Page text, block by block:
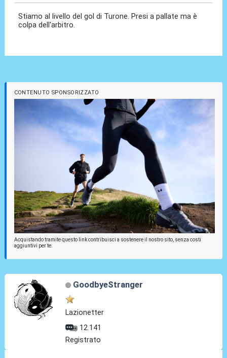
Stiamo al livello del gol di Turone. Presi a pallate ma è
colpa dell'arbitro.
CONTENUTO SPONSORIZZATO
Acquistando tramite questo link contribuisci a sostenere il nostro sito, senza costi
aggiuntivi per te.
GoodbyeStranger
Lazionetter
12.141
Registrato